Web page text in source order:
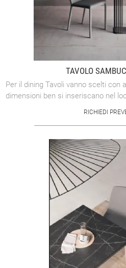
TAVOLO
Per il dining Tavoli vanno scelti con
dimensioni ben si inseriscano nel
RICHIEDI